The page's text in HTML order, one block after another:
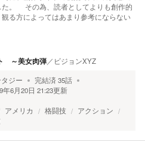
た。 その為、読者としてよりも創作的
る方によってはあまり参考にならない
～美女肉弾／ ビジョンXYZ
ジー 完結済35話
年6月20日 21:23更新
アメリカ 格闘技
アクション